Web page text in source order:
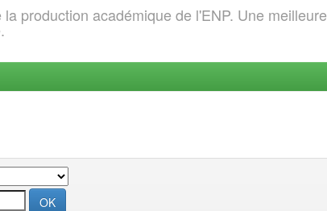
production académique de l'ENP. Une meilleure